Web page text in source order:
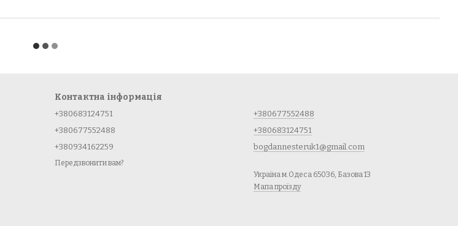
Контактна інформація
+380683124751
+380677552488
+380934162259
Передзвонити вам?
+380677552488
+380683124751
bogdannesteruk1@gmail.com
Україна м.Одеса 65036, Базова 13
Мапа проїзду